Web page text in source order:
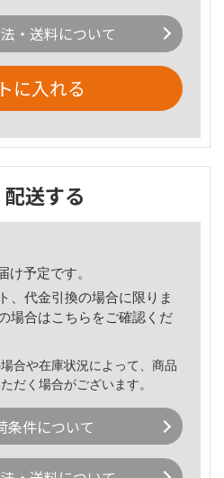
・送料について
に入れる
配送する
け予定です。
、代金引換の場合に限りま
場合はこちら をご確認くだ
合や在庫状況によって、商品
だく場合がございます。
条件について